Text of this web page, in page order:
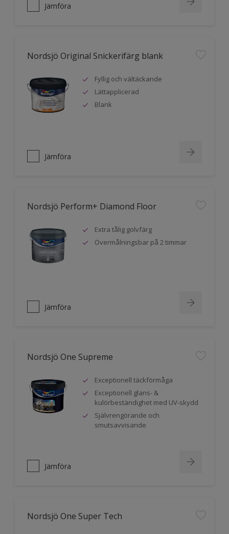
Jämföra
Nordsjö Original Snickerifärg blank
Fyllig och vältäckande
Lättapplicerad
Blank
Jämföra
Nordsjö Perform+ Diamond Floor
Extra tålig golvfärg
Övermålningsbar på 2 timmar
Jämföra
Nordsjö One Supreme
Exceptionell täckförmåga
Exceptionell glans- &
kulörbeständighet med UV-skydd
Självrengörande och
smutsavvisande
Jämföra
Nordsjö One Super Tech